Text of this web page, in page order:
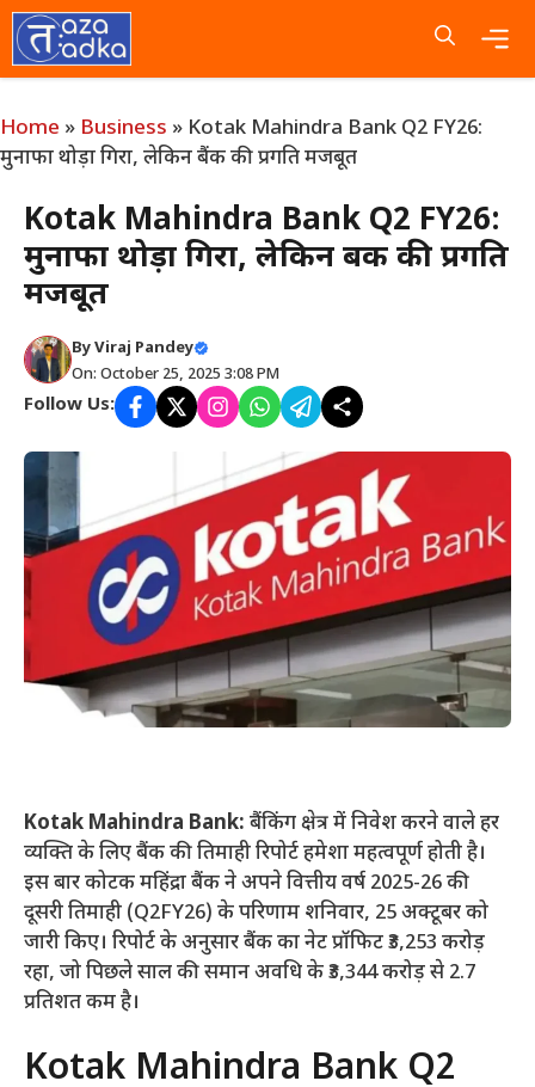
Skip
to
content
Home » Business » Kotak Mahindra Bank Q2 FY26:
मुनाफा थोड़ा गिरा, लेकिन बैंक की प्रगति मजबूत
Kotak Mahindra Bank Q2 FY26:
मुनाफा थोड़ा गिरा, लेकिन बैंक की प्रगति
मजबूत
ByViraj Pandey
On: October 25, 2025 3:08 PM
Follow Us:
Kotak Mahindra Bank: बैंकिंग क्षेत्र में निवेश करने वाले हर
व्यक्ति के लिए बैंक की तिमाही रिपोर्ट हमेशा महत्वपूर्ण होती है।
इस बार कोटक महिंद्रा बैंक ने अपने वित्तीय वर्ष 2025-26 की
दूसरी तिमाही (Q2FY26) के परिणाम शनिवार, 25 अक्टूबर को
जारी किए। रिपोर्ट के अनुसार बैंक का नेट प्रॉफिट ₹3,253 करोड़
रहा, जो पिछले साल की समान अवधि के ₹3,344 करोड़ से 2.7
प्रतिशत कम है।
Kotak Mahindra Bank Q2